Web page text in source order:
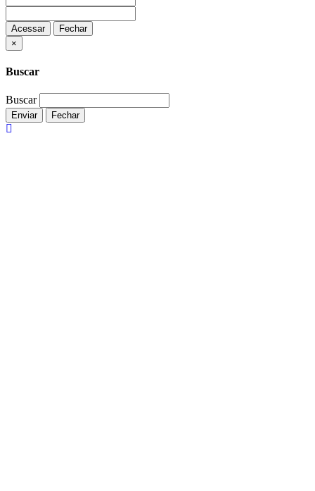
Acessar
Fechar
×
Buscar
Buscar
Enviar Fechar